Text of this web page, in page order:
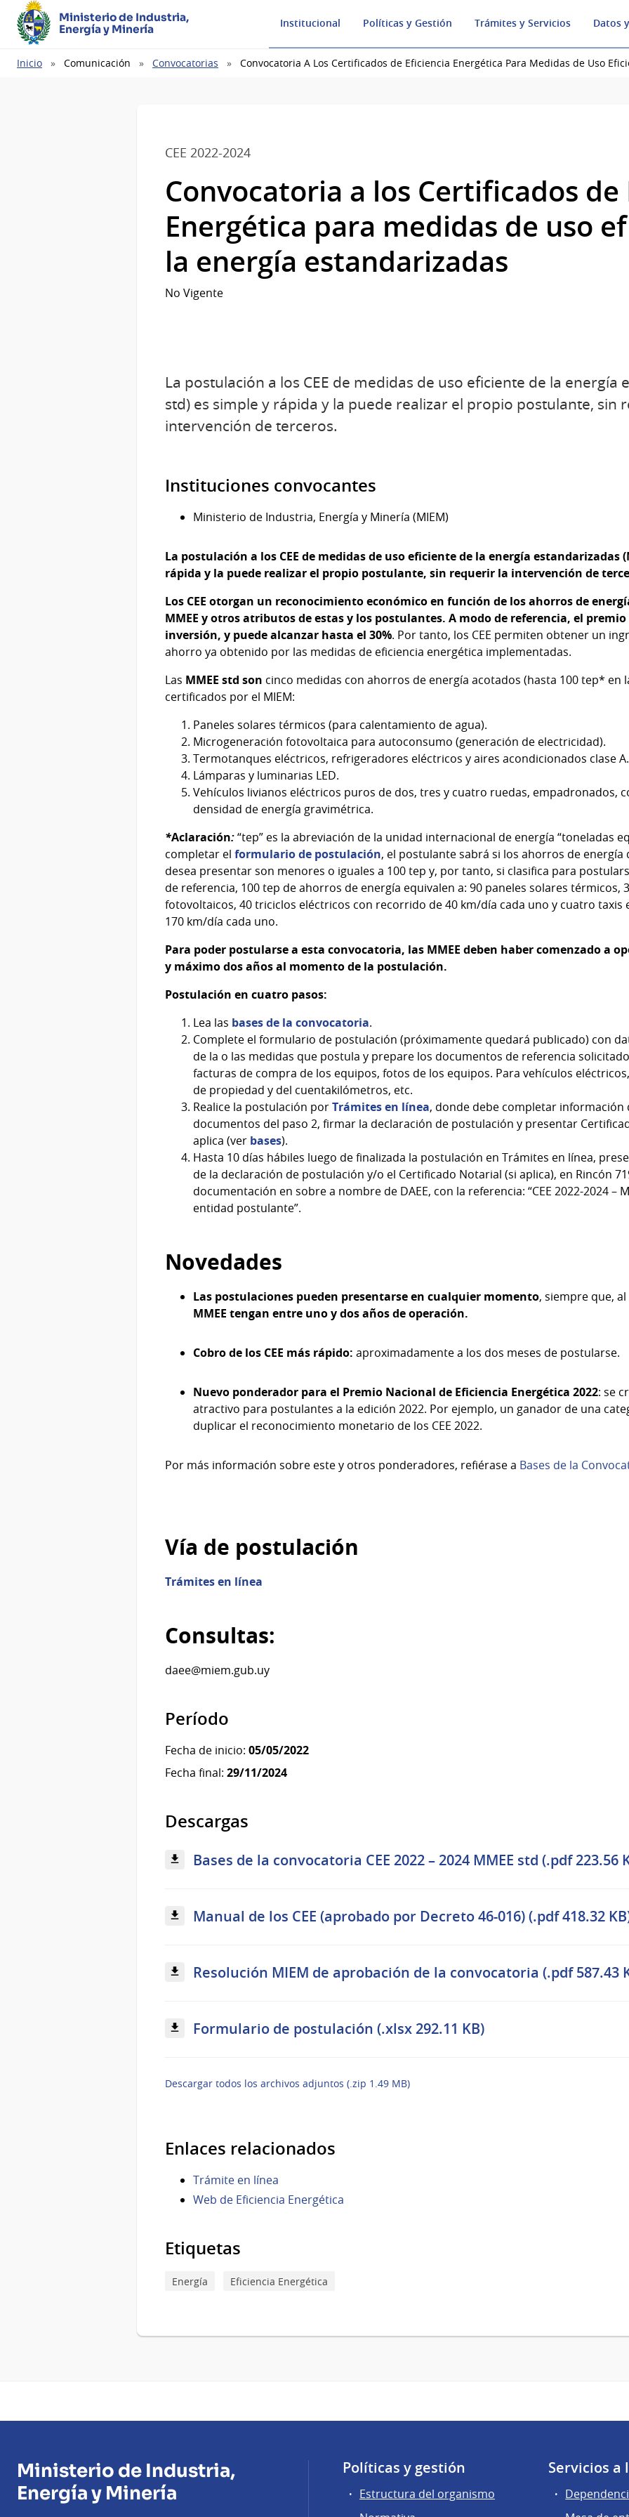
Ministerio de Industria,
Energía y Minería
Institucional Políticas y Gestión Trámites y Servicios Datos
Ruta
Inicio Comunicación Convocatorias Convocatoria A Los Certificados de Eficiencia Energética Para Medidas de Uso
CEE 2022-2024
Convocatoria a los Certificados de
Energética para medidas de uso
la energía estandarizadas
No Vigente
La postulación a los CEE de medidas de uso eficiente de la energía
std) es simple y rápida y la puede realizar el propio postulante, sin
intervención de terceros.
Instituciones convocantes
Ministerio de Industria, Energía y Minería (MIEM)
La postulación a los CEE de medidas de uso eficiente de la energía estandarizadas
rápida y la puede realizar el propio postulante, sin requerir la intervención de
Los CEE otorgan un reconocimiento económico en función de los ahorros de
MMEE y otros atributos de estas y los postulantes. A modo de referencia, el premio
inversión, y puede alcanzar hasta el 30%. Por tanto, los CEE permiten obtener un
ahorro ya obtenido por las medidas de eficiencia energética implementadas.
Las MMEE std son cinco medidas con ahorros de energía acotados (hasta 100 tep* en
certificados por el MIEM:
Paneles solares térmicos (para calentamiento de agua).
Microgeneración fotovoltaica para autoconsumo (generación de electricidad).
Termotanques eléctricos, refrigeradores eléctricos y aires acondicionados clase A.
Lámparas y luminarias LED.
Vehículos livianos eléctricos puros de dos, tres y cuatro ruedas, empadronados,
densidad de energía gravimétrica.
*Aclaración:“tep” es la abreviación de la unidad internacional de energía “toneladas
completar el formulario de postulación, el postulante sabrá si los ahorros de energía
desea presentar son menores o iguales a 100 tep y, por tanto, si clasifica para
de referencia, 100 tep de ahorros de energía equivalen a: 90 paneles solares térmicos,
fotovoltaicos, 40 triciclos eléctricos con recorrido de 40 km/día cada uno y cuatro
170 km/día cada uno.
Para poder postularse a esta convocatoria, las MMEE deben haber comenzado a
y máximo dos años al momento de la postulación.
Postulación en cuatro pasos:
Lea las bases de la convocatoria.
Complete el formulario de postulación (próximamente quedará publicado) con
de la o las medidas que postula y prepare los documentos de referencia
facturas de compra de los equipos, fotos de los equipos. Para vehículos
de propiedad y del cuentakilómetros, etc.
Realice la postulación porTrámites en línea, donde debe completar
documentos del paso 2, firmar la declaración de postulación y presentar
aplica (ver bases).
Hasta 10 días hábiles luego de finalizada la postulación en Trámites en línea,
de la declaración de postulación y/o el Certificado Notarial (si aplica), en Rincón
documentación en sobre a nombre de DAEE, con la referencia: “CEE 2022-2024 –
entidad postulante”.
Novedades
Las postulaciones pueden presentarse en cualquier momento, siempre que,
MMEE tengan entre uno y dos años de operación.
Cobro de los CEE más rápido: aproximadamente a los dos meses de postularse.
Nuevo ponderador para el Premio Nacional de Eficiencia Energética 2022: se
atractivo para postulantes a la edición 2022. Por ejemplo, un ganador de una
duplicar el reconocimiento monetario de los CEE 2022.
Por más información sobre este y otros ponderadores, refiérase a Bases de la
Vía de postulación
Trámites en línea
Consultas:
daee@miem.gub.uy
Período
Fecha de inicio: 05/05/2022
Fecha final: 29/11/2024
Descargas
Bases de la convocatoria CEE 2022 – 2024 MMEE std (.pdf 223.56
Manual de los CEE (aprobado por Decreto 46-016) (.pdf 418.32
Resolución MIEM de aprobación de la convocatoria (.pdf 587.43
Formulario de postulación (.xlsx 292.11 KB)
Descargar todos los archivos adjuntos (.zip 1.49 MB)
Enlaces relacionados
Trámite en línea
Web de Eficiencia Energética
Etiquetas
Energía Eficiencia Energética
Ministerio de Industria,
Energía y Minería
Políticas y gestión
Estructura del organismo
Servicios a